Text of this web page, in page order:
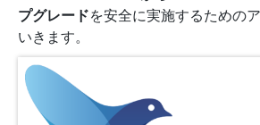
プグレードを安全に実施するための
いきます。